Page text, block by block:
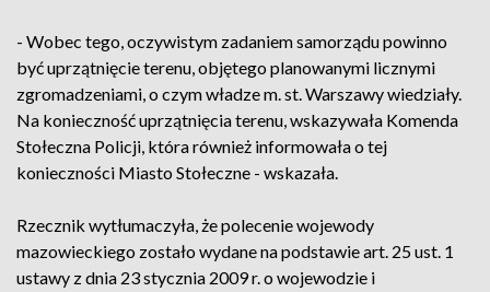
- Wobec tego, oczywistym zadaniem samorządu powinno
być uprzątnięcie terenu, objętego planowanymi licznymi
zgromadzeniami, o czym władze m. st. Warszawy wiedziały.
Na konieczność uprzątnięcia terenu, wskazywała Komenda
Stołeczna Policji, która również informowała o tej
konieczności Miasto Stołeczne - wskazała.
Rzecznik wytłumaczyła, że polecenie wojewody
mazowieckiego zostało wydane na podstawie art. 25 ust. 1
ustawy z dnia 23 stycznia 2009 r. o wojewodzie i